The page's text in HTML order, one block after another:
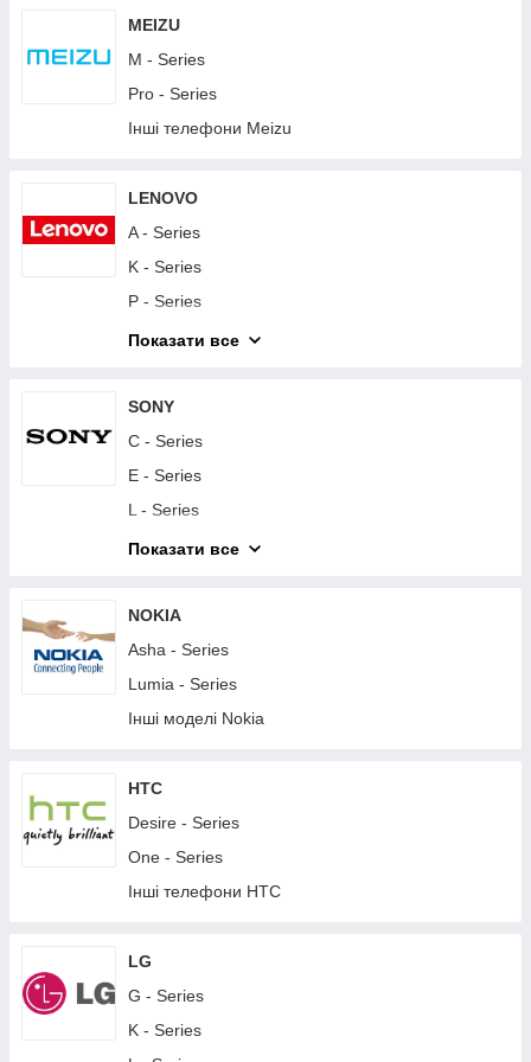
Y - Series
Інші телефони Huawei
Планшети Huawei
MEIZU
M - Series
Pro - Series
Інші телефони Meizu
LENOVO
A - Series
K - Series
P - Series
S - Series
Другие телефоны Lenovo
Планшети Lenovo
Показати все
SONY
C - Series
E - Series
L - Series
M - Series
X - Series
XA - Series
XZ - Series
Z - Series
Планшети Sony
Показати все
NOKIA
Asha - Series
Lumia - Series
Інші моделі Nokia
HTC
Desire - Series
One - Series
Інші телефони HTC
LG
G - Series
K - Series